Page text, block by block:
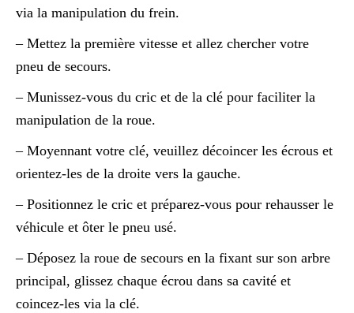
via la manipulation du frein.
– Mettez la première vitesse et allez chercher votre
pneu de secours.
– Munissez-vous du cric et de la clé pour faciliter la
manipulation de la roue.
– Moyennant votre clé, veuillez décoincer les écrous et
orientez-les de la droite vers la gauche.
– Positionnez le cric et préparez-vous pour rehausser le
véhicule et ôter le pneu usé.
– Déposez la roue de secours en la fixant sur son arbre
principal, glissez chaque écrou dans sa cavité et
coincez-les via la clé.